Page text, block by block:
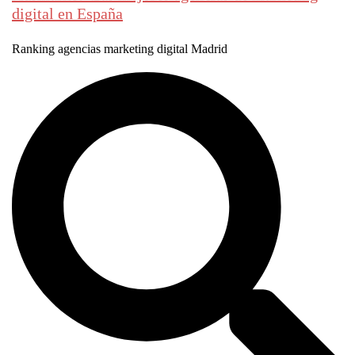
digital en España
Ranking agencias marketing digital Madrid